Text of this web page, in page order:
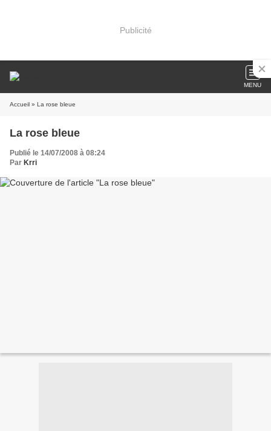
Publicité
MENU
Accueil » La rose bleue
La rose bleue
Publié le 14/07/2008 à 08:24
Par Krri